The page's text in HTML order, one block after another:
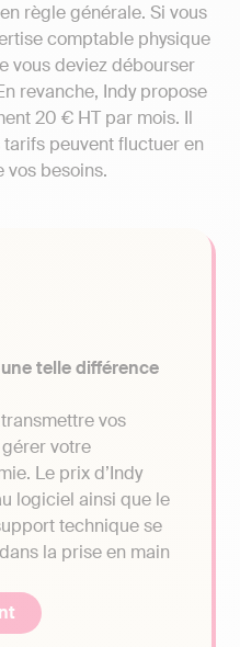
règle générale. Si vous
comptable physique
vous deviez débourser
revanche, Indy propose
20 € HT par mois. Il
peuvent fluctuer en
vos besoins.
telle différence
vos
votre
Le prix d’Indy
logiciel ainsi que le
technique se
la prise en main